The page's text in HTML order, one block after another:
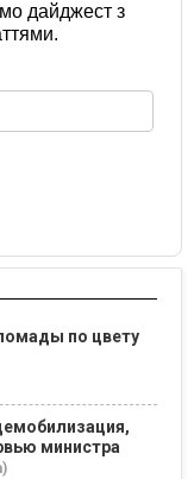
дайджест з
по цвету
министра